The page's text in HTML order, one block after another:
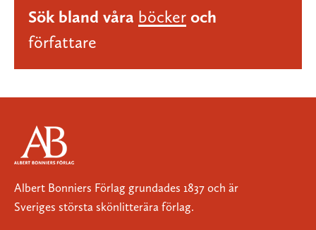
Sök bland våra böcker och
författare
Albert Bonniers Förlag grundades 1837 och är
Sveriges största skönlitterära förlag.